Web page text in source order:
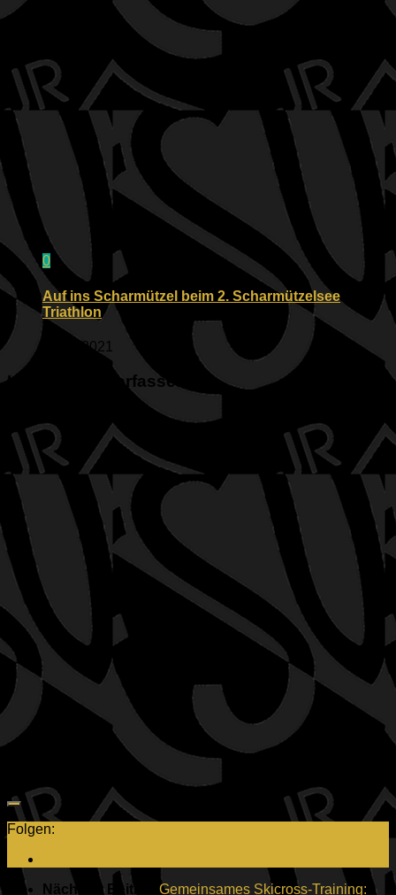
0
Auf ins Scharmützel beim 2. Scharmützelsee
Triathlon
08.08.2021
Kommentar verfassen
Folgen:
Nächster Beitrag Gemeinsames Skicross-Training: